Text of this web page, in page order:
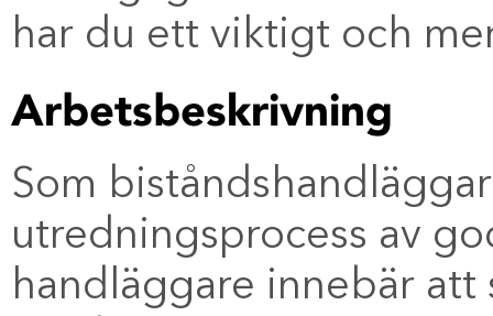
har du ett viktigt och
Arbetsbeskrivning
Som
utredningsprocess av
handläggare innebär